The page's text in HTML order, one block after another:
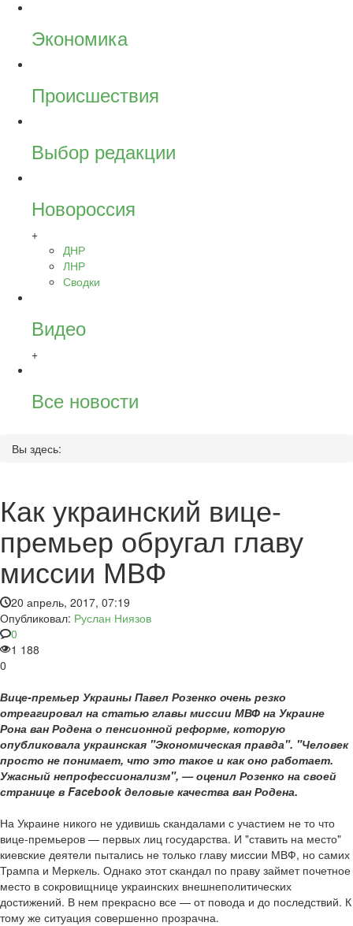
Экономика
Происшествия
Выбор редакции
Новороссия
+
ДНР
ЛНР
Сводки
Видео
+
Все новости
Вы здесь:
Как украинский вице-
премьер обругал главу
миссии МВФ
20 апрель, 2017, 07:19
Опубликовал: Руслан Ниязов
0
1 188
0
Вице-премьер Украины Павел Розенко очень резко
отреагировал на статью главы миссии МВФ на Украине
Рона ван Родена о пенсионной реформе, которую
опубликовала украинская "Экономическая правда". "Человек
просто не понимает, что это такое и как оно работает.
Ужасный непрофессионализм", — оценил Розенко на своей
странице в Facebook деловые качества ван Родена.
На Украине никого не удивишь скандалами с участием не то что
вице-премьеров — первых лиц государства. И "ставить на место"
киевские деятели пытались не только главу миссии МВФ, но самих
Трампа и Меркель. Однако этот скандал по праву займет почетное
место в сокровищнице украинских внешнеполитических
достижений. В нем прекрасно все — от повода и до последствий. К
тому же ситуация совершенно прозрачна.